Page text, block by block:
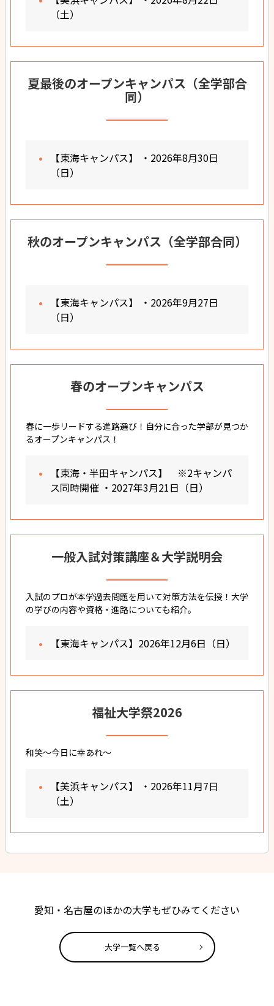
（土）
夏最後のオープンキャンパス（全学部合
同）
【東海キャンパス】 ・2026年8月30日
（日）
秋のオープンキャンパス（全学部合同）
【東海キャンパス】 ・2026年9月27日
（日）
春のオープンキャンパス
春に一歩リードする進路選び！自分に合った学部が見つか
るオープンキャンパス！
【東海・半田キャンパス】 ※2キャンパ
ス同時開催 ・2027年3月21日（日）
一般入試対策講座＆大学説明会
入試のプロが本学過去問題を用いて対策方法を伝授！大学
の学びの内容や資格・進路についても紹介。
【東海キャンパス】2026年12月6日（日）
福祉大学祭2026
和笑～今日に幸あれ～
【美浜キャンパス】 ・2026年11月7日
（土）
愛知・名古屋のほかの大学もぜひみてください
大学一覧へ戻る